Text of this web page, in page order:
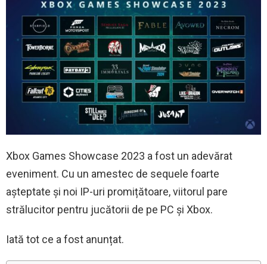
Xbox Games Showcase 2023 a fost un adevărat
eveniment. Cu un amestec de sequele foarte
așteptate și noi IP-uri promițătoare, viitorul pare
strălucitor pentru jucătorii de pe PC și Xbox.
Iată tot ce a fost anunțat.